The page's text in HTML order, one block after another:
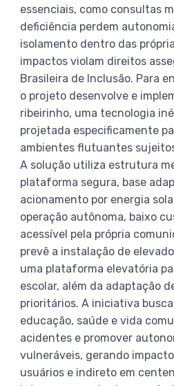
essenciais, como consultas
deficiência perdem
isolamento dentro das
impactos violam direitos
Brasileira de Inclusão. Para
o projeto desenvolve e
ribeirinho, uma tecnologia
projetada especificamente
ambientes flutuantes
A solução utiliza estrutura
plataforma segura, base
acionamento por energia
operação autônoma, baixo
acessível pela própria
prevê a instalação de
uma plataforma elevatória
escolar, além da adaptação
prioritários. A iniciativa
educação, saúde e vida
acidentes e promover
vulneráveis, gerando
usuários e indireto em